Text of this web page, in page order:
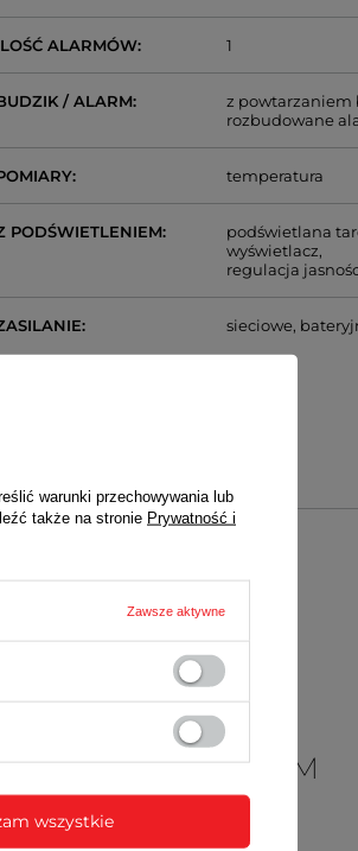
ALARMÓW 1
/ ALARM
z powtarzaniem
rozbudowane
temperatura
PODŚWIETLENIEM
podświetlana
wyświetlacz
regulacja
sieciowe
TERMOMETREM
warunki przechowywania lub
także na stronie Prywatność i
Zawsze aktywne
wszystkie